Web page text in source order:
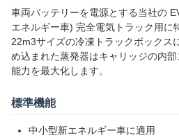
車両バッテリーを電源とする当社の
エネルギー車) 完全電気トラック用に
22m3サイズの冷凍トラックボックス
め込まれた蒸発器はキャリッジの内
能力を最大化します。
標準機能
中小型新エネルギー車に適用